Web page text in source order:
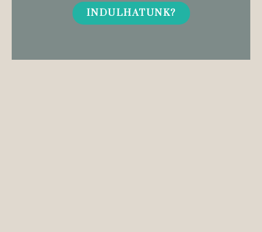
INDULHATUNK?